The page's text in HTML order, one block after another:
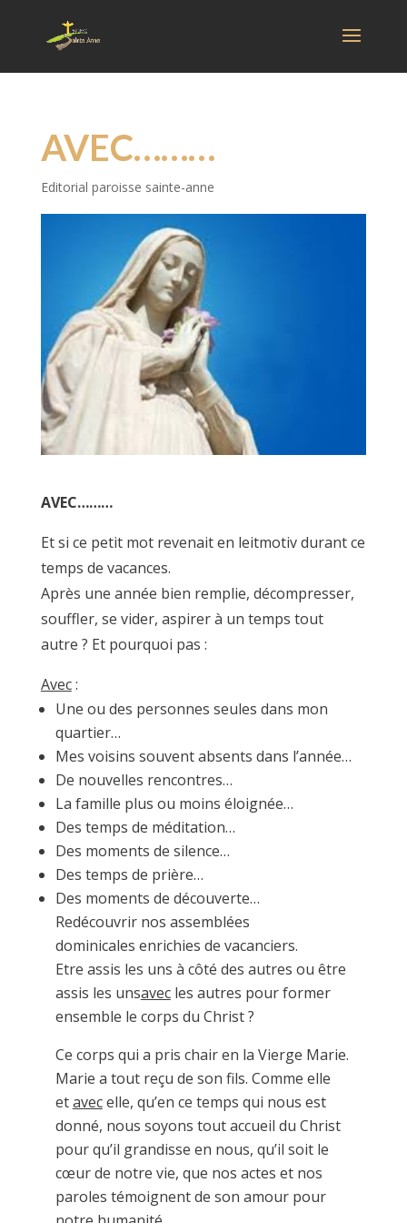
AVEC………
Editorial paroisse sainte-anne
AVEC………
Et si ce petit mot revenait en leitmotiv durant ce
temps de vacances.
Après une année bien remplie, décompresser,
souffler, se vider, aspirer à un temps tout
autre ? Et pourquoi pas :
Avec:
Une ou des personnes seules dans mon
quartier…
Mes voisins souvent absents dans l’année…
De nouvelles rencontres…
La famille plus ou moins éloignée…
Des temps de méditation…
Des moments de silence…
Des temps de prière…
Des moments de découverte…
Redécouvrir nos assemblées
dominicales enrichies de vacanciers.
Etre assis les uns à côté des autres ou être
assis les unsavecles autres pour former
ensemble le corps du Christ ?
Ce corps qui a pris chair en la Vierge Marie.
Marie a tout reçu de son fils. Comme elle
etavecelle, qu’en ce temps qui nous est
donné, nous soyons tout accueil du Christ
pour qu’il grandisse en nous, qu’il soit le
cœur de notre vie, que nos actes et nos
paroles témoignent de son amour pour